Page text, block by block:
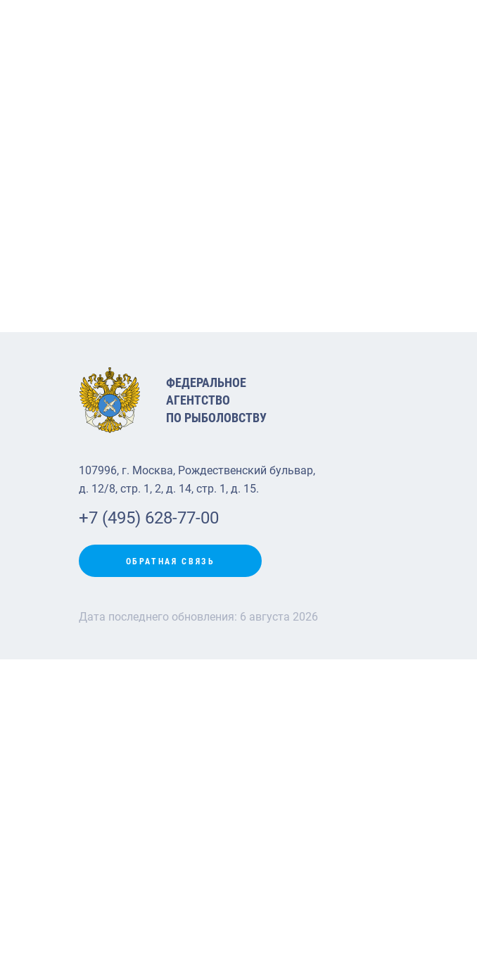
ФЕДЕРАЛЬНОЕ
АГЕНТСТВО
ПО РЫБОЛОВСТВУ
107996, г. Москва, Рождественский бульвар,
д. 12/8, стр. 1, 2, д. 14, стр. 1, д. 15.
+7 (495) 628-77-00
ОБРАТНАЯ СВЯЗЬ
Дата последнего обновления: 6 августа 2026